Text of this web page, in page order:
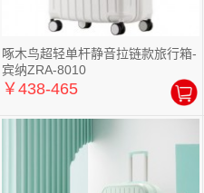
啄木鸟超轻单杆静音拉链款旅行箱-
宾纳ZRA-8010
￥438-465